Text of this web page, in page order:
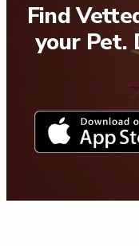
Find
your Pet.